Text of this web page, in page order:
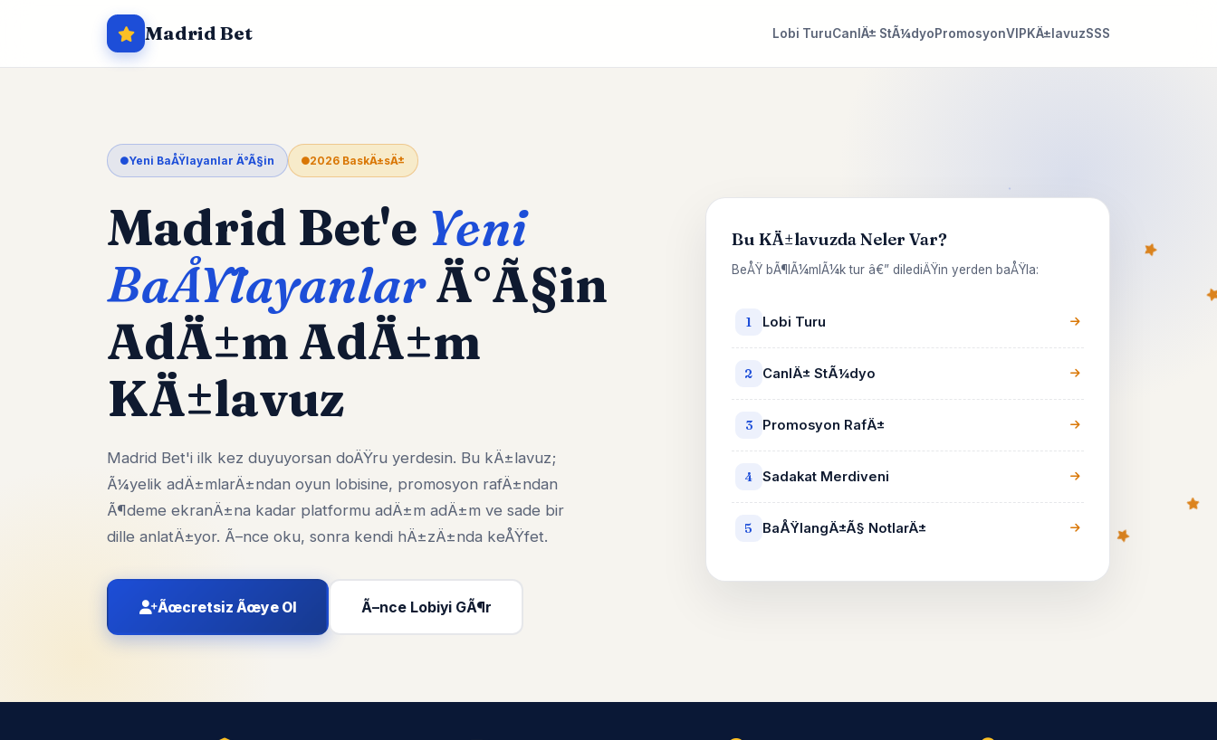
Madrid Bet Lobi TuruCanlÄ± StÃ¼dyoPromosyonVIPKÄ±lavuzSSS
Yeni BaÅŸlayanlar Ä°Ã§in 2026 BaskÄ±sÄ±
Madrid Bet'e Yeni
BaÅŸlayanlarÄ°Ã§in
AdÄ±m AdÄ±m
KÄ±lavuz
Madrid Bet'i ilk kez duyuyorsan doÄŸru yerdesin. Bu kÄ±lavuz;
Ã¼yelik adÄ±mlarÄ±ndan oyun lobisine, promosyon rafÄ±ndan
Ã¶deme ekranÄ±na kadar platformu adÄ±m adÄ±m ve sade bir
dille anlatÄ±yor. Ã–nce oku, sonra kendi hÄ±zÄ±nda keÅŸfet.
Ãœcretsiz Ãœye Ol Ã–nce Lobiyi GÃ¶r
Bu KÄ±lavuzda Neler Var?
BeÅŸ bÃ¶lÃ¼mlÃ¼k tur â€” dilediÄŸin yerden baÅŸla:
1 Lobi Turu
2 CanlÄ± StÃ¼dyo
3 Promosyon RafÄ±
4 Sadakat Merdiveni
5 BaÅŸlangÄ±Ã§ NotlarÄ±